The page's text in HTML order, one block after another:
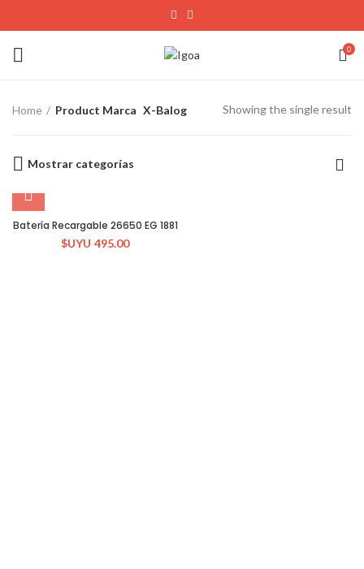
0
Home Product Marca X-Balog Showing the single result
Mostrar categorías
Batería Recargable 26650 EG 1881
$UYU 495.00